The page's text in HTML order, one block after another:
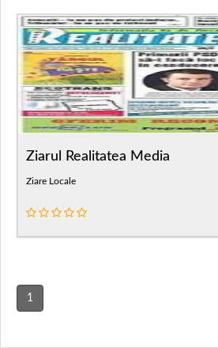
Ziarul Realitatea Media
Ziare Locale
1